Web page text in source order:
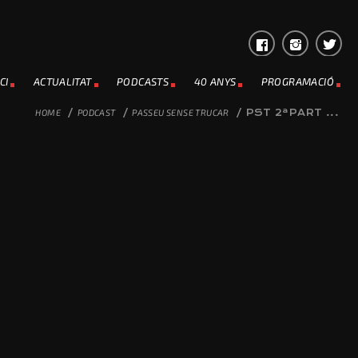
ACTUALITAT PODCASTS 40 ANYS PROGRAMACIÓ
HOME / PODCAST / PASSEU SENSE TRUCAR / PST 2ªPART ...